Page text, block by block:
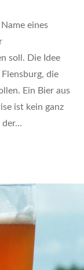
eines
soll. Die Idee
die
Ein Bier aus
ist kein ganz
der…